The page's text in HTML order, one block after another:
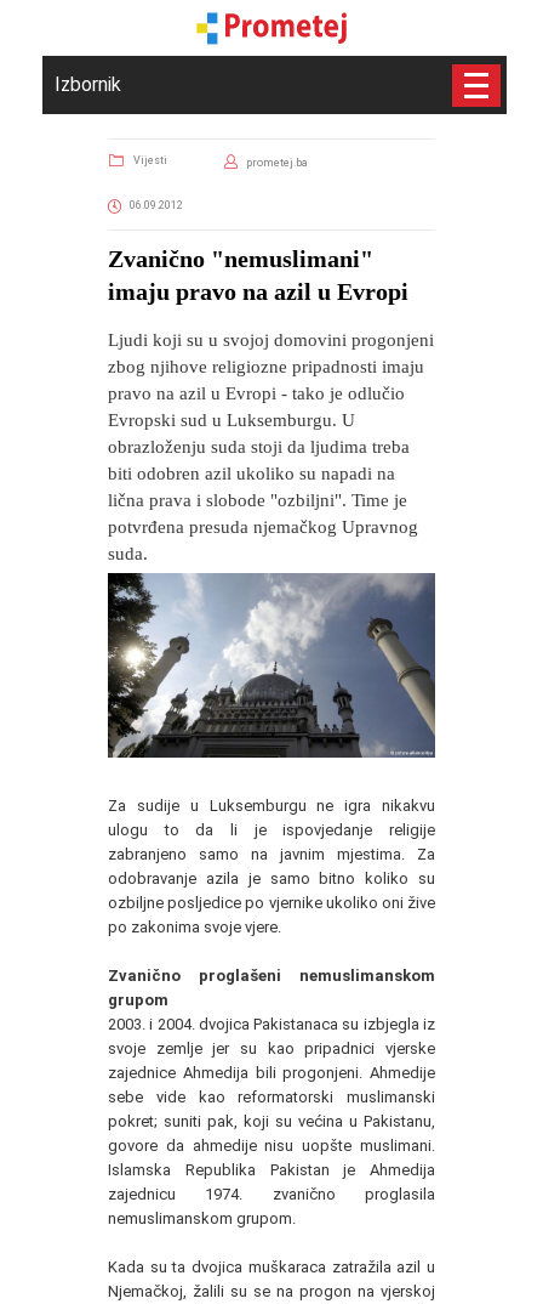
Izbornik
Vijesti prometej.ba
06.09.2012
Zvanično "nemuslimani"
imaju pravo na azil u Evropi
Ljudi koji su u svojoj domovini progonjeni
zbog njihove religiozne pripadnosti imaju
pravo na azil u Evropi - tako je odlučio
Evropski sud u Luksemburgu. U
obrazloženju suda stoji da ljudima treba
biti odobren azil ukoliko su napadi na
lična prava i slobode "ozbiljni". Time je
potvrđena presuda njemačkog Upravnog
suda.
Za sudije u Luksemburgu ne igra nikakvu
ulogu to da li je ispovjedanje religije
zabranjeno samo na javnim mjestima. Za
odobravanje azila je samo bitno koliko su
ozbiljne posljedice po vjernike ukoliko oni žive
po zakonima svoje vjere.
Zvanično proglašeni nemuslimanskom
grupom
2003. i 2004. dvojica Pakistanaca su izbjegla iz
svoje zemlje jer su kao pripadnici vjerske
zajednice Ahmedija bili progonjeni. Ahmedije
sebe vide kao reformatorski muslimanski
pokret; suniti pak, koji su većina u Pakistanu,
govore da ahmedije nisu uopšte muslimani.
Islamska Republika Pakistan je Ahmedija
zajednicu 1974. zvanično proglasila
nemuslimanskom grupom.
Kada su ta dvojica muškaraca zatražila azil u
Njemačkoj, žalili su se na progon na vjerskoj